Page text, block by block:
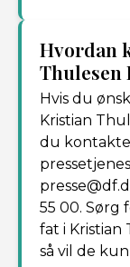
Hvordan
Thulesen
Hvis du
Kristian
du
55 00. Sørg
fat i Kristian
så vil de